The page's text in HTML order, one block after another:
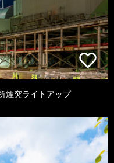
煙突ライトアップ